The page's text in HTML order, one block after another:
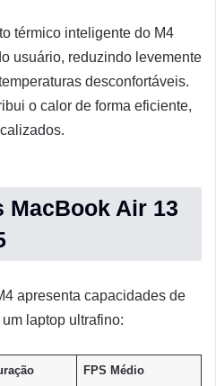
térmico inteligente do M4
usuário, reduzindo levemente
desconfortáveis.
o calor de forma eficiente,
MacBook Air 13
apresenta capacidades de
laptop ultrafino:
FPS Médio